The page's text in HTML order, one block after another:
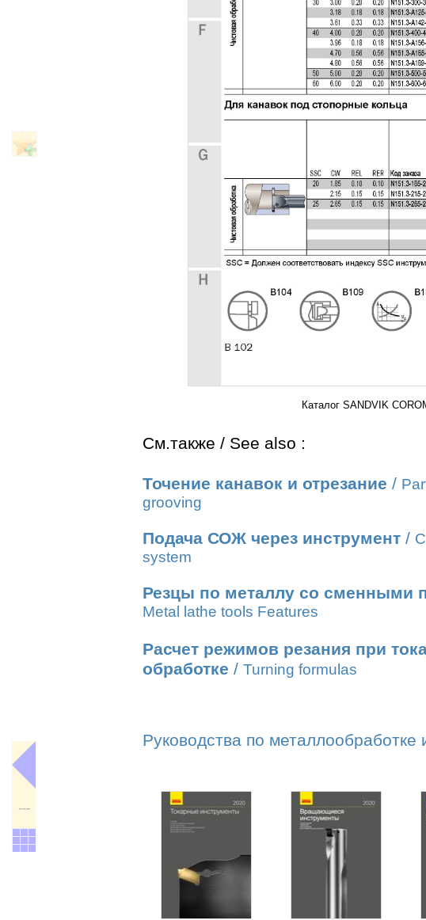
Каталог SANDVIK
См.также / See also :
Точение канавок и отрезание /
grooving
Подача СОЖ через инструмент /
system
Резцы по металлу со сменными
Metal lathe tools Features
Расчет режимов резания при
обработке / Turning formulas
Руководства по металлообработке
---